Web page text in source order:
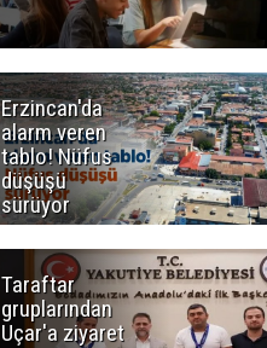
Erzincan'da
alarm veren
tablo! Nüfus
düşüşü
sürüyor
Taraftar
gruplarından
Uçar'a ziyaret